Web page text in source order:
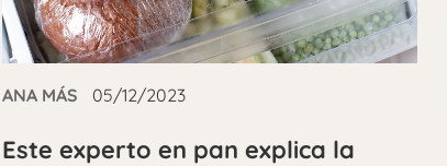
ANA MÁS 05/12/2023
Este experto en pan explica la